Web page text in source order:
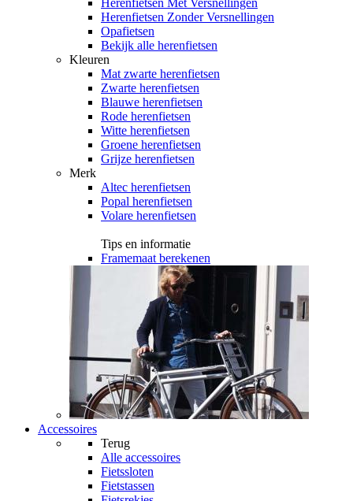
Herenfietsen Met Versnellingen
Herenfietsen Zonder Versnellingen
Opafietsen
Bekijk alle herenfietsen
Kleuren
Mat zwarte herenfietsen
Zwarte herenfietsen
Blauwe herenfietsen
Rode herenfietsen
Witte herenfietsen
Groene herenfietsen
Grijze herenfietsen
Merk
Altec herenfietsen
Popal herenfietsen
Volare herenfietsen
Tips en informatie
Framemaat berekenen
Accessoires
Terug
Alle accessoires
Fietssloten
Fietstassen